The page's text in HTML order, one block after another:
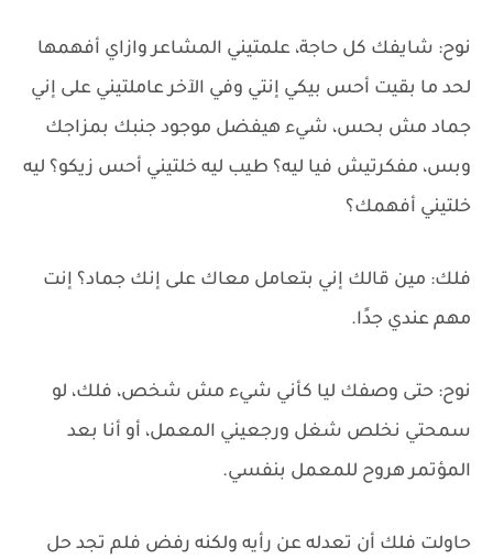
نوح: شايفك كل حاجة، علمتيني المشاعر وازاي أفهمها
لحد ما بقيت أحس بيكي إنتي وفي الآخر عاملتيني على إني
جماد مش بحس، شيء هيفضل موجود جنبك بمزاجك
وبس، مفكرتيش فيا ليه؟ طيب ليه خلتيني أحس زيكو؟ ليه
خلتيني أفهمك؟
فلك: مين قالك إني بتعامل معاك على إنك جماد؟ إنت
مهم عندي جدًا.
نوح: حتى وصفك ليا كأني شيء مش شخص، فلك، لو
سمحتي نخلص شغل ورجعيني المعمل، أو أنا بعد
المؤتمر هروح للمعمل بنفسي.
حاولت فلك أن تعدله عن رأيه ولكنه رفض فلم تجد حل